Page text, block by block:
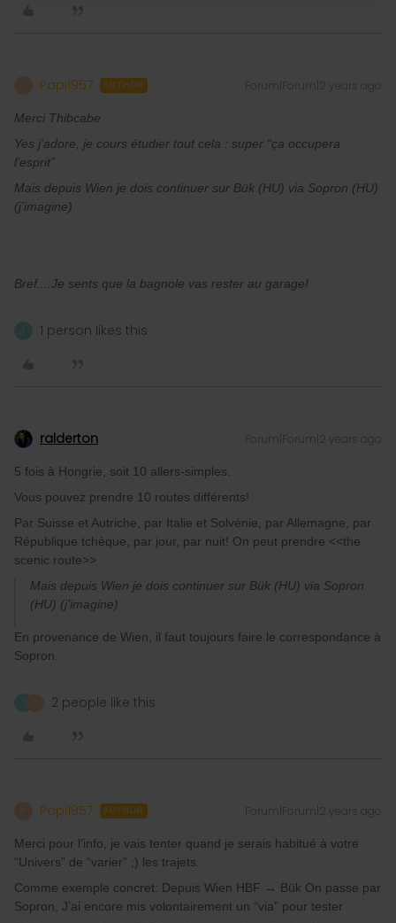
Papi1957 AUTHOR Forum|Forum|2 years ago
Merci Thibcabe
Yes j’adore, je cours étudier tout cela : super “ça occupera
l’esprit”
Mais depuis Wien je dois continuer sur Bük (HU) via Sopron (HU)
(j’imagine)
Bref....Je sents que la bagnole vas rester au garage!
1 person likes this
ralderton Forum|Forum|2 years ago
5 fois à Hongrie, soit 10 allers-simples.
Vous pouvez prendre 10 routes différents!
Par Suisse et Autriche, par Italie et Solvénie, par Allemagne, par
République tchèque, par jour, par nuit! On peut prendre <<the
scenic route>>
Mais depuis Wien je dois continuer sur Bük (HU) via Sopron
(HU) (j’imagine)
En provenance de Wien, il faut toujours faire le correspondance à
Sopron.
2 people like this
Papi1957 AUTHOR Forum|Forum|2 years ago
Merci pour l’info, je vais tenter quand je serais habitué à votre
“Univers” de “varier” ;) les trajets.
Comme exemple concret: Depuis Wien HBF → Bük On passe par
Sopron, J’ai encore mis volontairement un “via” pour tester